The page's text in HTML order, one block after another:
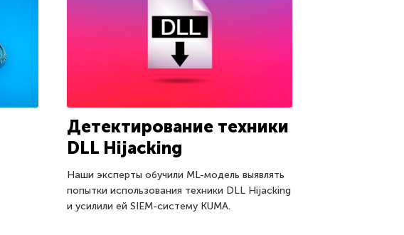
Детектирование техники
DLL Hijacking
Наши эксперты обучили ML-модель выявлять
попытки использования техники DLL Hijacking
и усилили ей SIEM-систему KUMA.